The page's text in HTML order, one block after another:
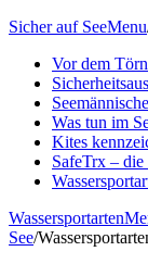
Sicher auf SeeMenu
Vor dem Törn
Was tun im
Kites
SafeTrx –
Wassersportarten
See/